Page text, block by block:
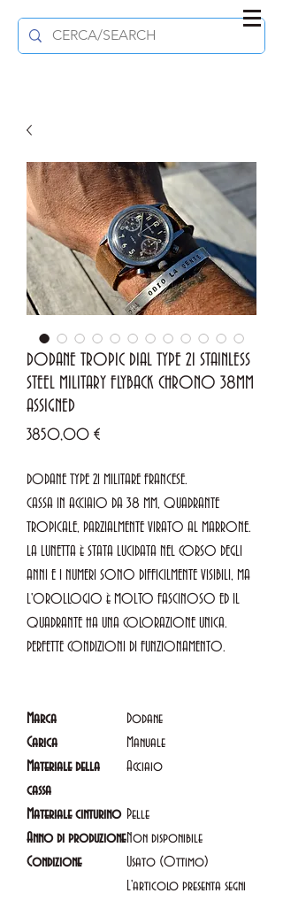
DODANE TROPIC DIAL TYPE 21 STAINLESS
STEEL MILITARY FLYBACK CHRONO 38MM
ASSIGNED
3850,00 €Prezzo
DODANE TYPE 21 MILITARE FRANCESE.
CASSA IN ACCIAIO DA 38 MM, QUADRANTE
TROPICALE, PARZIALMENTE VIRATO AL MARRONE.
LA LUNETTA è STATA LUCIDATA NEL CORSO DEGLI
ANNI E I NUMERI SONO DIFFICILMENTE VISIBILI, MA
L'OROLLOGIO è MOLTO FASCINOSO ED IL
QUADRANTE HA UNA COLORAZIONE UNICA.
PERFETTE CONDIZIONI DI FUNZIONAMENTO.
Marca
Dodane
Carica
Manuale
Materiale della
cassa
Acciaio
Materiale cinturino Pelle
Anno di produzioneNon disponibile
Condizione
Usato (Ottimo)
L'articolo presenta segni